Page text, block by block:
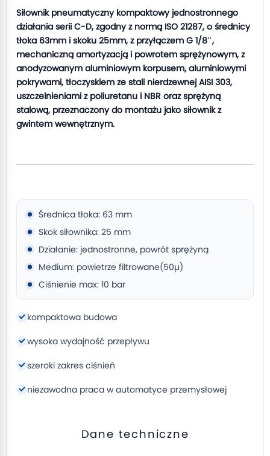
Siłownik pneumatyczny kompaktowy jednostronnego
działania serii C-D, zgodny z normą ISO 21287, o średnicy
tłoka 63mm i skoku 25mm, z przyłączem G 1/8″,
mechaniczną amortyzacją i powrotem sprężynowym, z
anodyzowanym aluminiowym korpusem, aluminiowymi
pokrywami, tłoczyskiem ze stali nierdzewnej AISI 303,
uszczelnieniami z poliuretanu i NBR oraz sprężyną
stalową, przeznaczony do montażu jako siłownik z
gwintem wewnętrznym.
Średnica tłoka: 63 mm
Skok siłownika: 25 mm
Działanie: jednostronne, powrót sprężyną
Medium: powietrze filtrowane(50µ)
Ciśnienie max: 10 bar
kompaktowa budowa
wysoka wydajność przepływu
szeroki zakres ciśnień
niezawodna praca w automatyce przemysłowej
Dane techniczne